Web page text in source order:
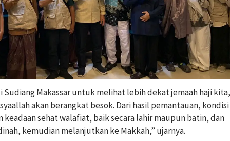
Sudiang Makassar untuk melihat lebih dekat jemaah haji kita,
akan berangkat besok. Dari hasil pemantauan, kondisi
sehat walafiat, baik secara lahir maupun batin, dan
kemudian melanjutkan ke Makkah,” ujarnya.